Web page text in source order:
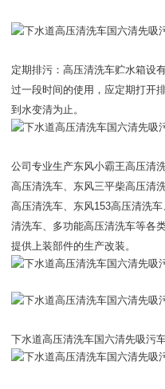
定期排污：高压清洗车贮水箱设
过一段时间的使用，应定期打开
到水变清为止。
公司专业生产东风小霸王高压清
高压清洗车、东风三平柴高压清
高压清洗车、东风153高压清洗
清洗车、多功能高压清洗车等各
提供上装部件的生产改装。
下水道高压清洗车国六清先吸污